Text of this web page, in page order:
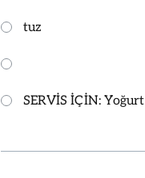
tuz
SERVİS İÇİN: Yoğurt